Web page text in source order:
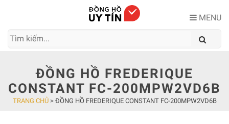
MENU
ĐỒNG HỒ FREDERIQUE
CONSTANT FC-200MPW2VD6B
TRANG CHỦ> ĐỒNG HỒ FREDERIQUE CONSTANT FC-200MPW2VD6B